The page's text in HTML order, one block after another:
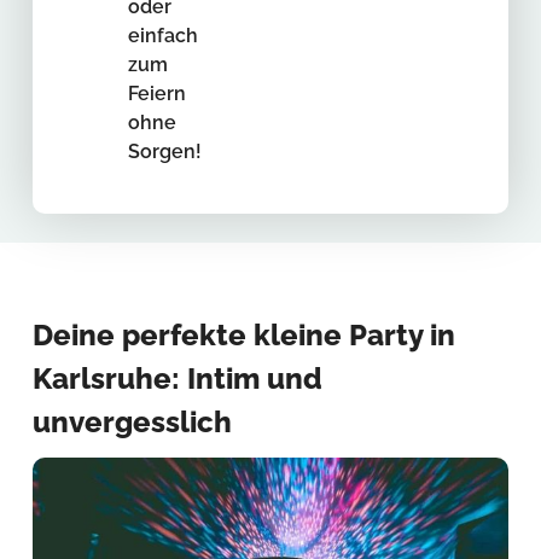
oder
einfach
zum
Feiern
ohne
Sorgen!
Deine perfekte kleine Party in
Karlsruhe: Intim und
unvergesslich